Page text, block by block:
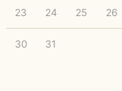
23 24 25 26
30 31